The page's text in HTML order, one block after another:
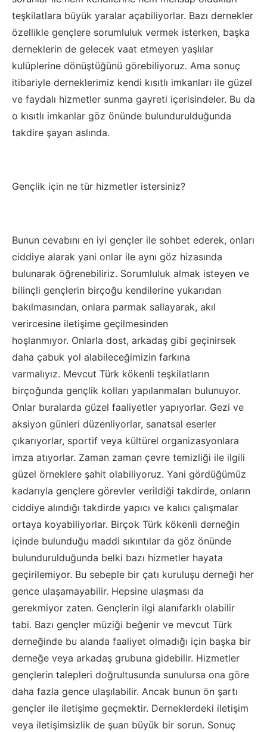
teşkilatlara büyük yaralar açabiliyorlar. Bazı dernekler
özellikle gençlere sorumluluk vermek isterken, başka
derneklerin de gelecek vaat etmeyen yaşlılar
kulüplerine dönüştüğünü görebiliyoruz. Ama sonuç
itibariyle derneklerimiz kendi kısıtlı imkanları ile güzel
ve faydalı hizmetler sunma gayreti içerisindeler. Bu da
o kısıtlı imkanlar göz önünde bulundurulduğunda
takdire şayan aslında.
Gençlik için ne tür hizmetler istersiniz?
Bunun cevabını en iyi gençler ile sohbet ederek, onları
ciddiye alarak yani onlar ile aynı göz hizasında
bulunarak öğrenebiliriz. Sorumluluk almak isteyen ve
bilinçli gençlerin birçoğu kendilerine yukarıdan
bakılmasından, onlara parmak sallayarak, akıl
verircesine iletişime geçilmesinden
hoşlanmıyor. Onlarla dost, arkadaş gibi geçinirsek
daha çabuk yol alabileceğimizin farkına
varmalıyız. Mevcut Türk kökenli teşkilatların
birçoğunda gençlik kolları yapılanmaları bulunuyor.
Onlar buralarda güzel faaliyetler yapıyorlar. Gezi ve
aksiyon günleri düzenliyorlar, sanatsal eserler
çıkarıyorlar, sportif veya kültürel organizasyonlara
imza atıyorlar. Zaman zaman çevre temizliği ile ilgili
güzel örneklere şahit olabiliyoruz. Yani gördüğümüz
kadarıyla gençlere görevler verildiği takdirde, onların
ciddiye alındığı takdirde yapıcı ve kalıcı çalışmalar
ortaya koyabiliyorlar. Birçok Türk kökenli derneğin
içinde bulunduğu maddi sıkıntılar da göz önünde
bulundurulduğunda belki bazı hizmetler hayata
geçirilemiyor. Bu sebeple bir çatı kuruluşu derneği her
gence ulaşamayabilir. Hepsine ulaşması da
gerekmiyor zaten. Gençlerin ilgi alanıfarklı olabilir
tabi. Bazı gençler müziği beğenir ve mevcut Türk
derneğinde bu alanda faaliyet olmadığı için başka bir
derneğe veya arkadaş grubuna gidebilir. Hizmetler
gençlerin talepleri doğrultusunda sunulursa ona göre
daha fazla gence ulaşılabilir. Ancak bunun ön şartı
gençler ile iletişime geçmektir. Derneklerdeki iletişim
veya iletişimsizlik de şuan büyük bir sorun. Sonuç